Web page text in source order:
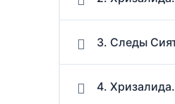
3. Следы
4.